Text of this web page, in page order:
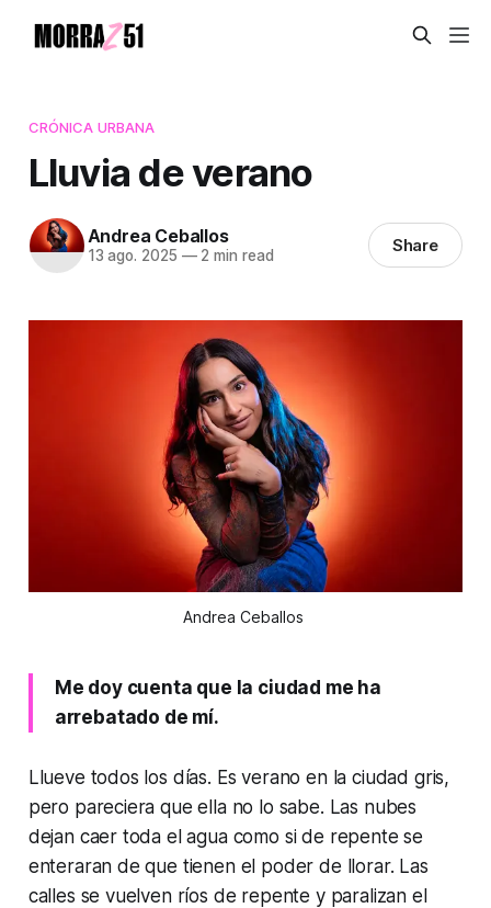
CRÓNICA URBANA
Lluvia de verano
Andrea Ceballos
13 ago. 2025 —2 min read Share
Andrea Ceballos
Me doy cuenta que la ciudad me ha
arrebatado de mí.
Llueve todos los días. Es verano en la ciudad gris,
pero pareciera que ella no lo sabe. Las nubes
dejan caer toda el agua como si de repente se
enteraran de que tienen el poder de llorar. Las
calles se vuelven ríos de repente y paralizan el